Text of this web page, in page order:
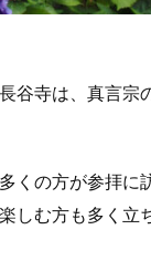
谷寺は、真言宗
くの方が参拝に
しむ方も多く立